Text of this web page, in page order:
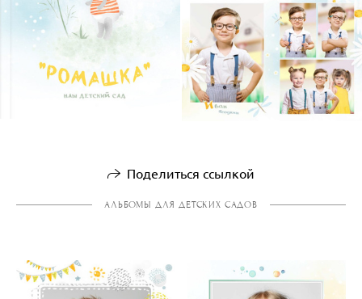
Поделиться ссылкой
АЛЬБОМЫ ДЛЯ ДЕТСКИХ САДОВ